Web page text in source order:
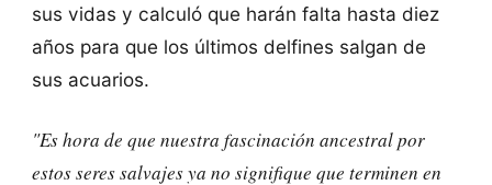
sus vidas y calculó que harán falta hasta diez
años para que los últimos delfines salgan de
sus acuarios.
"Es hora de que nuestra fascinación ancestral por
estos seres salvajes ya no signifique que terminen en